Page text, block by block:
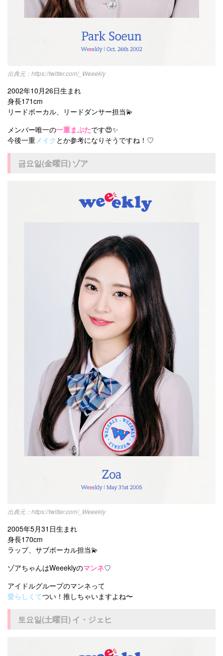
https://twitter.com/_Weeekly
2002年10月26日生まれ
身長171cm
リードボーカル、リードダンサー担当💫
メンバー唯一の一重まぶたです😍✨
今後一重 メイク とか参考になりそうですね！♡
금요일(金曜日) ゾア
https://twitter.com/_Weeekly
2005年5月31日生まれ
身長170cm
ラップ、サブボーカル担当💫
ゾアちゃんはWeeeklyのマンネ♡
アイドルグループのマンネって
愛らしくてつい！推しちゃいますよね〜
토요일(土曜日) イ・ジェヒ